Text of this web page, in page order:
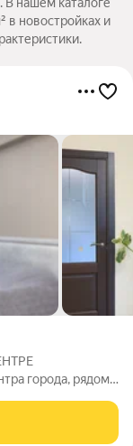
в новостройках и
города, рядом